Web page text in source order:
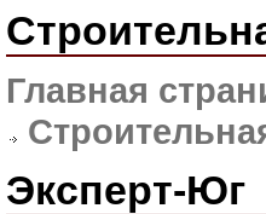
Главная
Эксперт-Юг